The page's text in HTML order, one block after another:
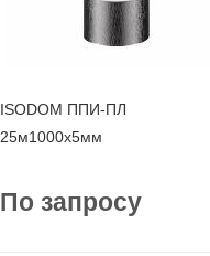
ISODOM ППИ-ПЛ
25м1000x5мм
По запросу